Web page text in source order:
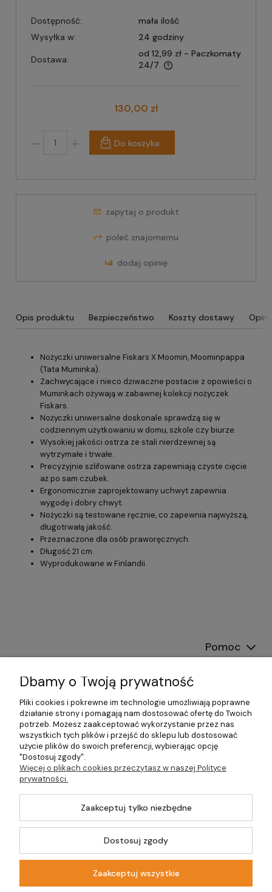
Dostępność:
mała ilość
Wysyłka w:
24 godziny
Dostawa:
od 12,99 zł - Paczkomaty
24/7
130,00 zł
Do koszyka
zapytaj o produkt
poleć znajomemu
dodaj opinię
Opis produktu Bezpieczeństwo Koszty dostawy
Nożyczki uniwersalne Fiskars X Moomin, Moominpappa
(Tata Muminka).
Zachwycające i nieco dziwaczne postacie z opowieści o
Muminkach ożywają w zabawnej kolekcji nożyczek
Fiskars.
Nożyczki uniwersalne doskonale sprawdzą się w
codziennym użytkowaniu w domu, szkole czy biurze.
Wysokiej jakości ostrza ze stali nierdzewnej są
wytrzymałe i trwałe.
Precyzyjnie szlifowane ostrza zapewniają czyste cięcie
aż po sam czubek.
Ergonomicznie zaprojektowany uchwyt zapewnia
wygodę i dobry chwyt.
Nożyczki są testowane ręcznie, co zapewnia najwyższą,
długotrwałą jakość.
Przeznaczone dla osób praworęcznych.
Długość 21 cm.
Wyprodukowane w Finlandii.
Pomoc
Moje konto
Gwarancja i zwroty
O firmie
©2026 Wszelkie Prawa Zastrzeżone | DOM-OGRÓD-HOBBY.PL
Dbamy o Twoją prywatność
Pliki cookies i pokrewne im technologie umożliwiają poprawne
działanie strony i pomagają nam dostosować ofertę do Twoich
potrzeb. Możesz zaakceptować wykorzystanie przez nas
wszystkich tych plików i przejść do sklepu lub dostosować
użycie plików do swoich preferencji, wybierając opcję
"Dostosuj zgody".
Więcej o plikach cookies przeczytasz w naszej Polityce
prywatności.
Zaakceptuj tylko niezbędne
Dostosuj zgody
Zaakceptuj wszystkie